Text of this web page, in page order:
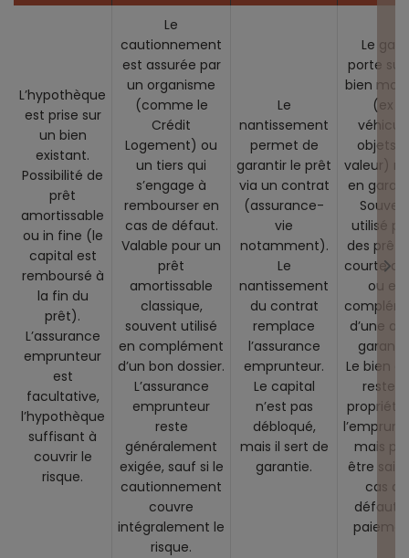
L’hypothèque
est prise sur
un bien
existant.
Possibilité de
prêt
amortissable
ou in fine (le
capital est
remboursé à
la fin du
prêt).
L’assurance
emprunteur
est
facultative,
l’hypothèque
suffisant à
couvrir le
risque.
Le
cautionnement
est assurée par
un organisme
(comme le
Crédit
Logement) ou
un tiers qui
s’engage à
rembourser en
cas de défaut.
Valable pour un
prêt
amortissable
classique,
souvent utilisé
en complément
d’un bon dossier.
L’assurance
emprunteur
reste
généralement
exigée, sauf si le
cautionnement
couvre
intégralement le
risque.
Le
nantissement
permet de
garantir le prêt
via un contrat
(assurance-
vie
notamment).
Le
nantissement
du contrat
remplace
l’assurance
emprunteur.
Le capital
n’est pas
débloqué,
mais il sert de
garantie.
Le
porte sur
bien
(ex :
objets
valeur)
en
utilisé
des
courte
ou en
d’une
Le bien
reste la
propriété
mais
être saisi
cas de
défaut